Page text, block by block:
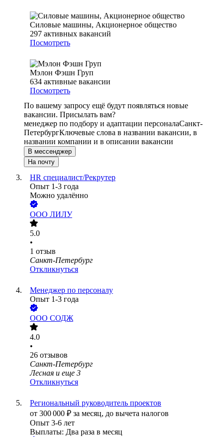
Силовые машины, Акционерное общество
297 активных вакансий
Посмотреть
Мэлон Фэшн Груп
634 активные вакансии
Посмотреть
По вашему запросу ещё будут появляться новые
вакансии. Присылать вам?
менеджер по подбору и адаптации персоналаСанкт-
ПетербургКлючевые слова в названии вакансии, в
названии компании и в описании вакансии
В мессенджер
На почту
HR специалист/Рекрутер
Опыт 1-3 года
Можно удалённо
ООО ЛИЛУ
5.0
•
1 отзыв
Санкт-Петербург
Откликнуться
Менеджер по персоналу
Опыт 1-3 года
ООО СОДЖ
4.0
•
26 отзывов
Санкт-Петербург
Лесная и еще 3
Откликнуться
Региональный руководитель проектов
от 300 000 ₽ за месяц, до вычета налогов
Опыт 3-6 лет
Выплаты: Два раза в месяц